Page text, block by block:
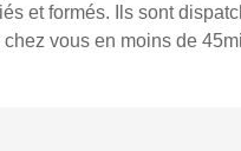
et formés. Ils sont
chez vous en moins de